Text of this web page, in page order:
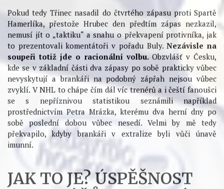
, pokud hrají dva
zápasy po sobě. Rozdíl je vidět na číslech a činí zhruba1 %
v brankářské úspěšnosti zásahů v porovnání s výkonem
náhradníka.Tento pokles výkonnosti se přitomneopakuje,
pokud je mezi zápasy alespoň den volna.
Tolik tedy předpoklady. Jednoprocentní brankářská
úspěšnost v české extralize rozdíl v dlouhodobé úspěšnosti
mezi druhým a jedenáctým brankářem, Šimonem Hrubcem a
Jiřím Trvajem, nebo mezi Jánem Lašákem a Danielem
Dolejšem (data ). Anebo jiná perspektiva: jedno procento
může způsobit dva góly navíc v sedmizápasové play-off
sérii.
Pokud tedy Třinec nasadil do čtvrtého zápasu proti Spartě
Hamerlíka, přestože Hrubec den předtím zápas nezkazil,